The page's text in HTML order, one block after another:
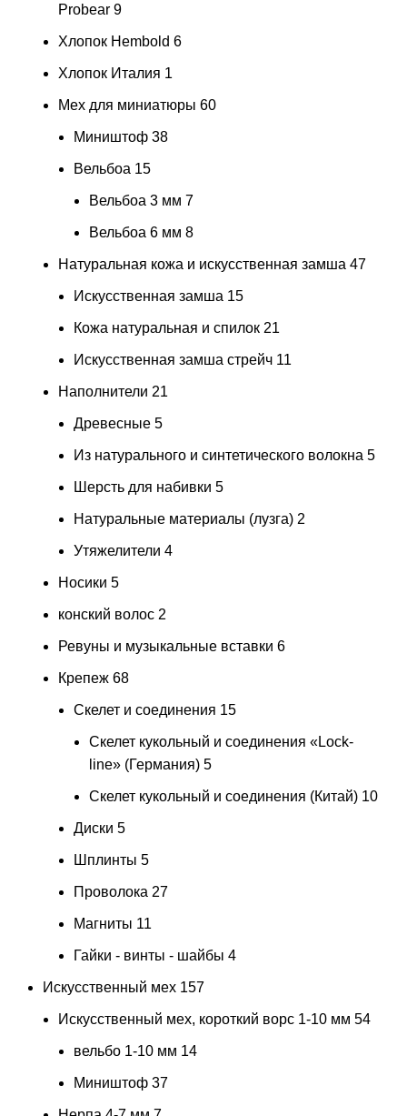
Probear 9
Хлопок Hembold 6
Хлопок Италия 1
Мех для миниатюры 60
Миништоф 38
Вельбоа 15
Вельбоа 3 мм 7
Вельбоа 6 мм 8
Натуральная кожа и искусственная замша 47
Искусственная замша 15
Кожа натуральная и спилок 21
Искусственная замша стрейч 11
Наполнители 21
Древесные 5
Из натурального и синтетического волокна 5
Шерсть для набивки 5
Натуральные материалы (лузга) 2
Утяжелители 4
Носики 5
конский волос 2
Ревуны и музыкальные вставки 6
Крепеж 68
Скелет и соединения 15
Скелет кукольный и соединения «Lock-
line» (Германия) 5
Скелет кукольный и соединения (Китай) 10
Диски 5
Шплинты 5
Проволока 27
Магниты 11
Гайки - винты - шайбы 4
Искусственный мех 157
Искусственный мех, короткий ворс 1-10 мм 54
вельбо 1-10 мм 14
Миништоф 37